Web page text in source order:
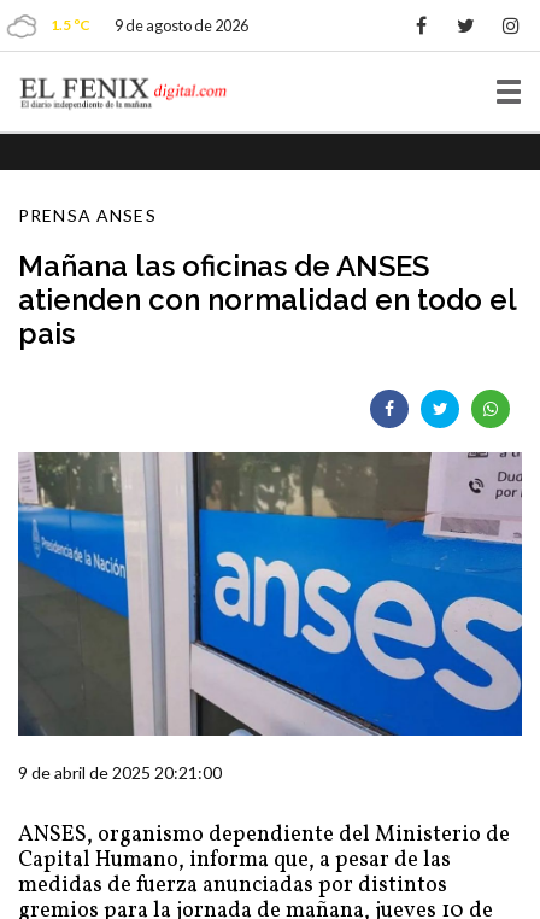
1.5 ºC 9 de agosto de 2026
PRENSA ANSES
Mañana las oficinas de ANSES
atienden con normalidad en todo el
pais
9 de abril de 2025 20:21:00
ANSES, organismo dependiente del Ministerio de
Capital Humano, informa que, a pesar de las
medidas de fuerza anunciadas por distintos
gremios para la jornada de mañana, jueves 10 de